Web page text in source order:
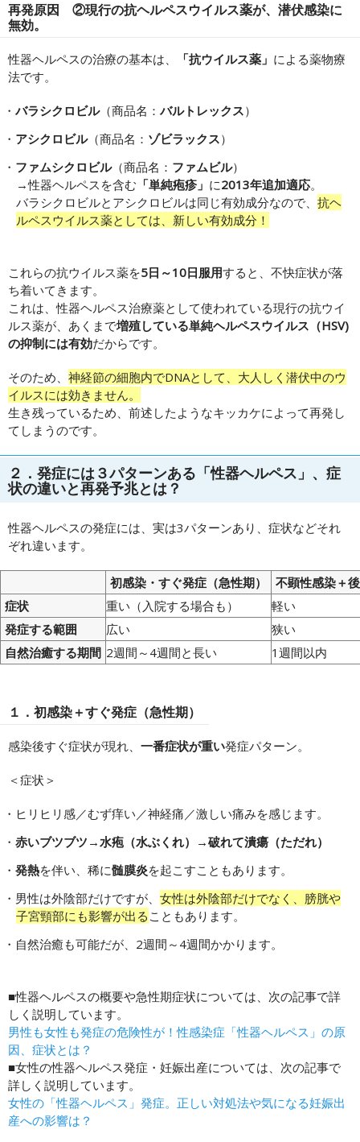
再発原因 ②現行の抗ヘルペスウイルス薬が、潜伏感染に
無効。
性器ヘルペスの治療の基本は、 「抗ウイルス薬」 による薬物療
法です。
バラシクロビル（商品名： バルトレックス）
アシクロビル（商品名： ゾビラックス）
ファムシクロビル（商品名： ファムビル）
→性器ヘルペスを含む 「単純疱疹」 に2013年追加適応。
バラシクロビルとアシクロビルは同じ有効成分なので、 抗ヘ
ルペスウイルス薬としては、新しい有効成分！
これらの抗ウイルス薬を5日～10日服用すると、不快症状が落
ち着いてきます。
これは、性器ヘルペス治療薬として使われている現行の抗ウイ
ルス薬が、あくまで増殖している単純ヘルペスウイルス（HSV)
の抑制には有効だからです。
そのため、 神経節の細胞内でDNAとして、大人しく潜伏中のウ
イルスには効きません。
生き残っているため、前述したようなキッカケによって再発し
てしまうのです。
２．発症には３パターンある「性器ヘルペス」、症
状の違いと再発予兆とは？
性器ヘルペスの発症には、実は3パターンあり、症状などそれ
ぞれ違います。
初感染・すぐ発症（急性期）
不顕性感染＋
症状
重い（入院する場合も）
軽い
発症する範囲
広い
狭い
自然治癒する期間 2週間～4週間と長い 1週間以内
１．初感染＋すぐ発症（急性期）
感染後すぐ症状が現れ、 一番症状が重い発症パターン。
＜症状＞
ヒリヒリ感／むず痒い／神経痛／激しい痛みを感じます。
赤いブツブツ→水疱（水ぶくれ）→破れて潰瘍（ただれ）
発熱を伴い、稀に髄膜炎を起こすこともあります。
男性は外陰部だけですが、 女性は外陰部だけでなく、膀胱や
子宮頸部にも影響が出る こともあります。
自然治癒も可能だが、2週間～4週間かかります。
■性器ヘルペスの概要や急性期症状については、次の記事で詳
しく説明しています。
男性も女性も発症の危険性が！性感染症「性器ヘルペス」の原
因、症状とは？
■女性の性器ヘルペス発症・妊娠出産については、次の記事で
詳しく説明しています。
女性の「性器ヘルペス」発症。正しい対処法や気になる妊娠出
産への影響は？